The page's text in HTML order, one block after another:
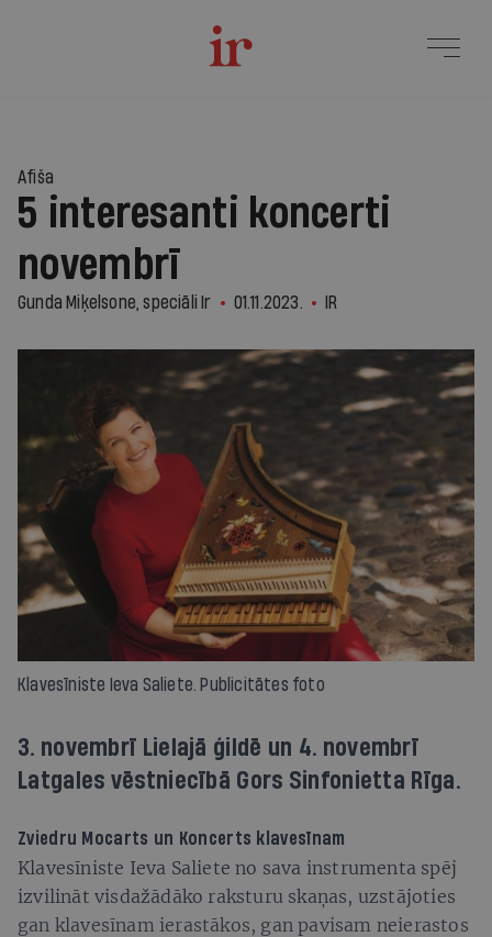
Afiša
5 interesanti koncerti
novembrī
Gunda Miķelsone, speciāli Ir 01.11.2023. IR
Klavesīniste Ieva Saliete. Publicitātes foto
3. novembrī Lielajā ģildē un 4. novembrī
Latgales vēstniecībā Gors Sinfonietta Rīga.
Zviedru Mocarts un Koncerts klavesīnam
Klavesīniste Ieva Saliete no sava instrumenta spēj
izvilināt visdažādāko raksturu skaņas, uzstājoties
gan klavesīnam ierastākos, gan pavisam neierastos